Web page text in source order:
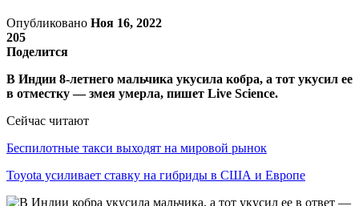
Опубликовано Ноя 16, 2022
205
Поделится
В Индии 8-летнего мальчика укусила кобра, а тот укусил ее
в отместку — змея умерла, пишет Live Science.
Сейчас читают
Беспилотные такси выходят на мировой рынок
Toyota усиливает ставку на гибриды в США и Европе